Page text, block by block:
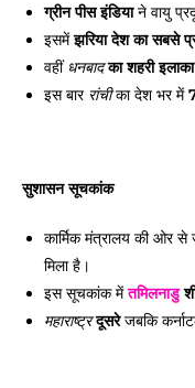
ग्रीन पीस इंडियाने वायु
इसमेंझरिया देश का सबसे
वहीं धनबादका शहरी
इस बार रांचीका देश भर में
सुशासन सूचकांक
कार्मिक मंत्रालय की ओर
मिला है।
इस सूचकांक मेंतमिलनाडु
महाराष्ट्रदूसरेजबकि